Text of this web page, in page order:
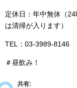
定休日：年中無休（
は清掃が入ります）
TEL：03‐3989‐8146
＃昼飲み！
共有: